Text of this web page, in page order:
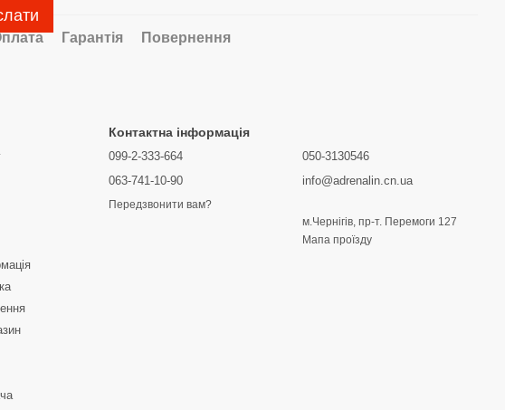
Гарантія Повернення
Контактна інформація
099-2-333-664
063-741-10-90
Передзвонити вам?
050-3130546
info@adrenalin.cn.ua
м.Чернігів, пр-т. Перемоги 127
Мапа проїзду